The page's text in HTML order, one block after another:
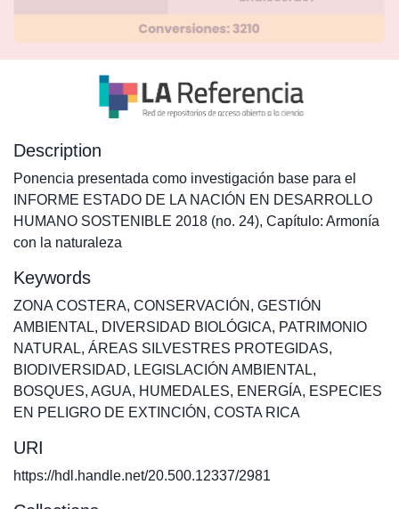
Description
Ponencia presentada como investigación base para el
INFORME ESTADO DE LA NACIÓN EN DESARROLLO
HUMANO SOSTENIBLE 2018 (no. 24), Capítulo: Armonía
con la naturaleza
Keywords
ZONA COSTERA, CONSERVACIÓN , GESTIÓN
AMBIENTAL, DIVERSIDAD BIOLÓGICA, PATRIMONIO
NATURAL, ÁREAS SILVESTRES PROTEGIDAS,
BIODIVERSIDAD, LEGISLACIÓN AMBIENTAL,
BOSQUES, AGUA, HUMEDALES, ENERGÍA, ESPECIES
EN PELIGRO DE EXTINCIÓN , COSTA RICA
URI
https://hdl.handle.net/20.500.12337/2981